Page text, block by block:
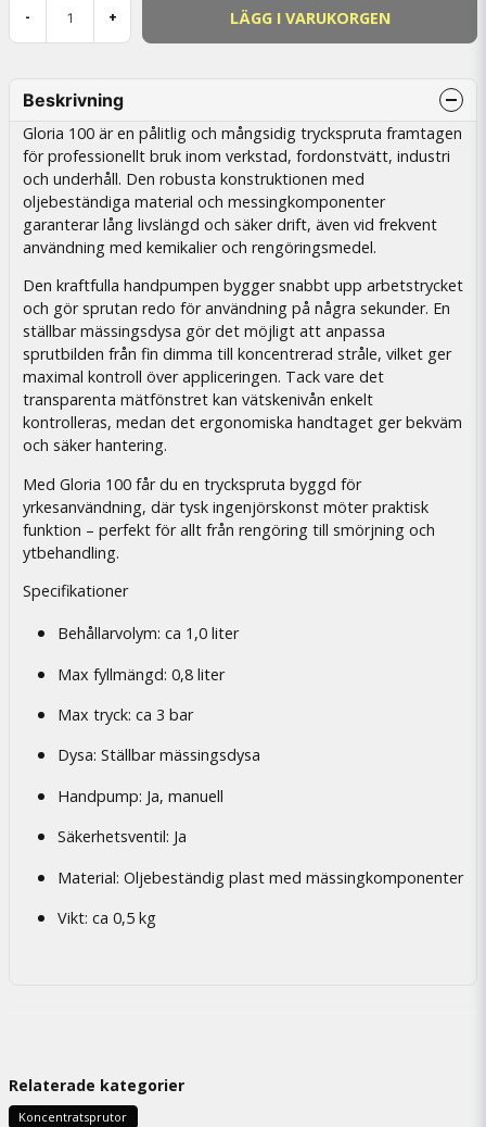
- + LÄGG I VARUKORGEN
Beskrivning
Gloria 100 är en pålitlig och mångsidig tryckspruta framtagen
för professionellt bruk inom verkstad, fordonstvätt, industri
och underhåll. Den robusta konstruktionen med
oljebeständiga material och messingkomponenter
garanterar lång livslängd och säker drift, även vid frekvent
användning med kemikalier och rengöringsmedel.
Den kraftfulla handpumpen bygger snabbt upp arbetstrycket
och gör sprutan redo för användning på några sekunder. En
ställbar mässingsdysa gör det möjligt att anpassa
sprutbilden från fin dimma till koncentrerad stråle, vilket ger
maximal kontroll över appliceringen. Tack vare det
transparenta mätfönstret kan vätskenivån enkelt
kontrolleras, medan det ergonomiska handtaget ger bekväm
och säker hantering.
Med Gloria 100 får du en tryckspruta byggd för
yrkesanvändning, där tysk ingenjörskonst möter praktisk
funktion – perfekt för allt från rengöring till smörjning och
ytbehandling.
Specifikationer
Behållarvolym: ca 1,0 liter
Max fyllmängd: 0,8 liter
Max tryck: ca 3 bar
Dysa: Ställbar mässingsdysa
Handpump: Ja, manuell
Säkerhetsventil: Ja
Material: Oljebeständig plast med mässingkomponenter
Vikt: ca 0,5 kg
Relaterade kategorier
Koncentratsprutor